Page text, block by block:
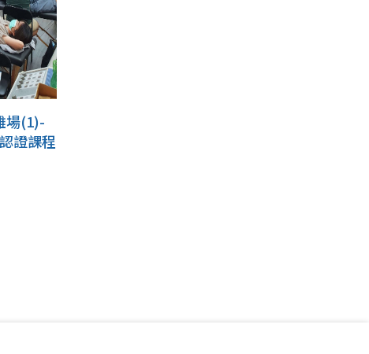
場(1)-
證課程